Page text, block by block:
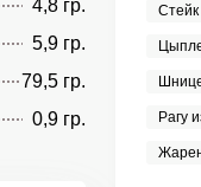
4,8 гр.
5,9 гр.
79,5 гр.
0,9 гр.
Стейк
Рагу